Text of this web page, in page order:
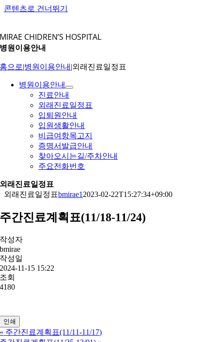
콘텐츠로 건너뛰기
MIRAE CHIDREN’S HOSPITAL
병원이용안내
홈으로|병원이용안내 |외래진료일정표
병원이용안내
진료안내
외래진료일정표
입퇴원안내
입원생활안내
비급여항목고지
증명서발급안내
찾아오시는길/주차안내
주요전화번호
외래진료일정표
외래진료일정표bmirae1 2023-02-22T15:27:34+09:00
주간진료계획표(11/18-11/24)
작성자
bmirae
작성일
2024-11-15 15:22
조회
4180
인쇄
« 주간진료계획표(11/11-11/17)